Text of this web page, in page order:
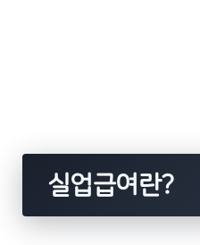
실업급여란?